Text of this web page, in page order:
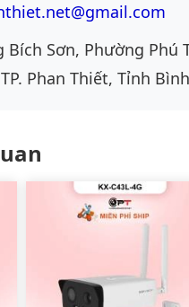
Bích Sơn, Phường Phú
Phan Thiết, Tỉnh